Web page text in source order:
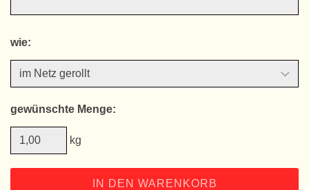
wie:
gewünschte Menge:
kg
IN DEN WARENKORB